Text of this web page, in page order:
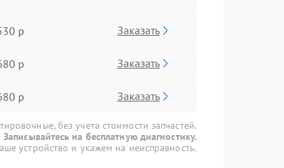
р Заказать
р Заказать
р Заказать
без учета стоимости запчастей.
Записывайтесь на бесплатную диагностику.
устройство и укажем на неисправность.